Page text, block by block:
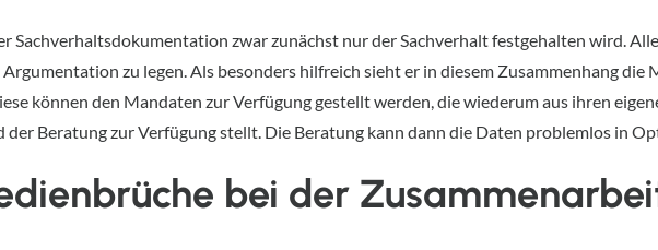
Sachverhaltsdokumentation zwar zunächst nur der Sachverhalt festgehalten wird.
zu legen. Als besonders hilfreich sieht er in diesem Zusammenhang die
können den Mandaten zur Verfügung gestellt werden, die wiederum aus ihren
der Beratung zur Verfügung stellt. Die Beratung kann dann die Daten problemlos in
bei der